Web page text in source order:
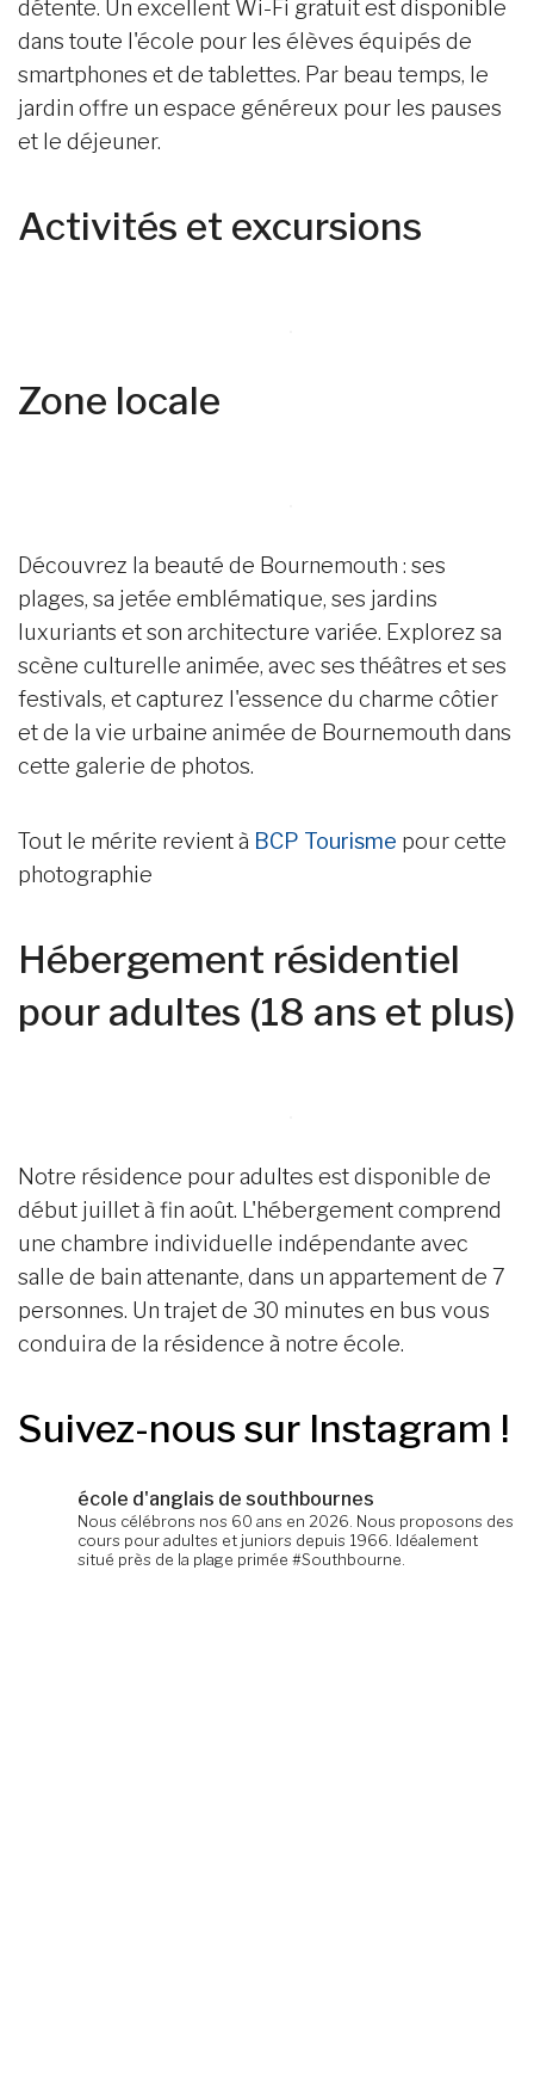
détente. Un excellent Wi-Fi gratuit est disponible
dans toute l'école pour les élèves équipés de
smartphones et de tablettes. Par beau temps, le
jardin offre un espace généreux pour les pauses
et le déjeuner.
Activités et excursions
Zone locale
Découvrez la beauté de Bournemouth : ses
plages, sa jetée emblématique, ses jardins
luxuriants et son architecture variée. Explorez sa
scène culturelle animée, avec ses théâtres et ses
festivals, et capturez l'essence du charme côtier
et de la vie urbaine animée de Bournemouth dans
cette galerie de photos.
Tout le mérite revient à BCP Tourisme pour cette
photographie
Hébergement résidentiel
pour adultes (18 ans et plus)
Notre résidence pour adultes est disponible de
début juillet à fin août. L'hébergement comprend
une chambre individuelle indépendante avec
salle de bain attenante, dans un appartement de 7
personnes. Un trajet de 30 minutes en bus vous
conduira de la résidence à notre école.
Suivez-nous sur Instagram !
école d'anglais de southbournes
Nous célébrons nos 60 ans en 2026. Nous proposons des
cours pour adultes et juniors depuis 1966. Idéalement
situé près de la plage primée #Southbourne.